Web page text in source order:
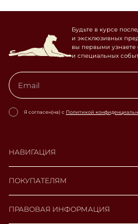
НАВИГАЦИЯ
ПОКУПАТЕЛЯМ
ПРАВОВАЯ ИНФОРМАЦИЯ
Будьте в курсе
и эксклюзивных
вы первыми узнаете
и специальных
Я согласен(на) с Политикой